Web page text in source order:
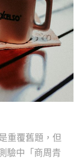
重覆舊題，但
驗中「商周青